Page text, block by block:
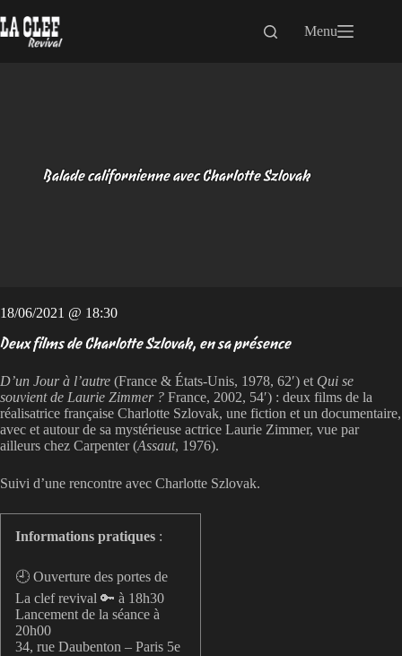
au
contenu
Menu
Balade californienne avec Charlotte Szlovak
18/06/2021 @ 18:30
Deux films de Charlotte Szlovak, en sa présence
D’un Jour à l’autre (France & États-Unis, 1978, 62′) et Qui se
souvient de Laurie Zimmer ? France, 2002, 54′) : deux films de la
réalisatrice française Charlotte Szlovak, une fiction et un documentaire,
avec et autour de sa mystérieuse actrice Laurie Zimmer, vue par
ailleurs chez Carpenter (Assaut, 1976).
Suivi d’une rencontre avec Charlotte Szlovak.
Informations pratiques :
🕘 Ouverture des portes de
La clef revival 🔑 à 18h30
Lancement de la séance à
20h00
34, rue Daubenton – Paris 5e